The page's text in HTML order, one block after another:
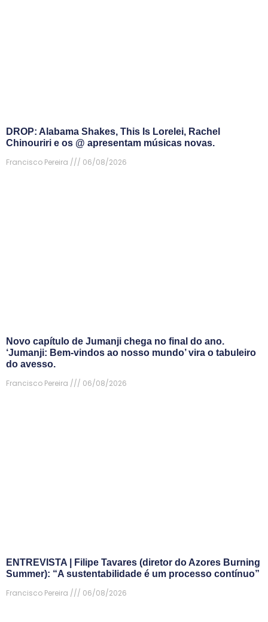
DROP: Alabama Shakes, This Is Lorelei, Rachel
Chinouriri e os @ apresentam músicas novas.
Francisco Pereira
06/08/2026
Novo capítulo de Jumanji chega no final do ano.
‘Jumanji: Bem-vindos ao nosso mundo’ vira o tabuleiro
do avesso.
Francisco Pereira
06/08/2026
ENTREVISTA | Filipe Tavares (diretor do Azores Burning
Summer): “A sustentabilidade é um processo contínuo”
Francisco Pereira
06/08/2026